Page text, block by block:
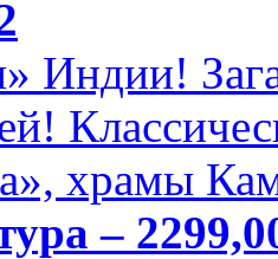
Индии!
храмы
–